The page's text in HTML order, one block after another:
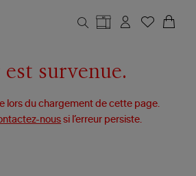
survenue.
lors du chargement de cette page.
nous si l’erreur persiste.